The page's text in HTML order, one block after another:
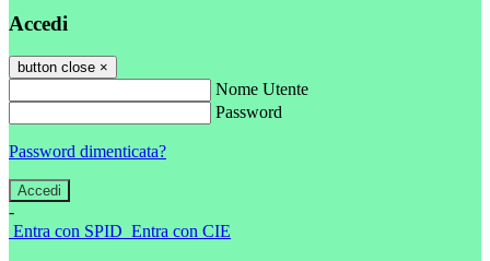
Accedi
button close ×
Nome Utente
Password
Password dimenticata?
-
Entra con SPID Entra con CIE